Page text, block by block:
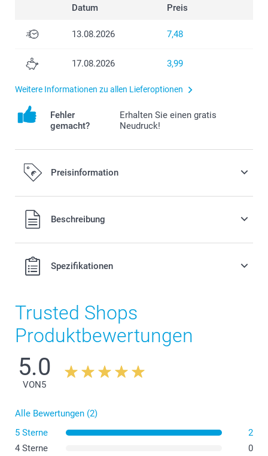
Datum Preis
13.08.2026 7,48
17.08.2026 3,99
Weitere Informationen zu allen Lieferoptionen
Fehler
gemacht?
Erhalten Sie einen gratis
Neudruck!
Preisinformation
Alle Preise verstehen sich in EURO (€) inkl. MwSt. und zzgl.
Versandkosten.Beschreibung
Spezifikationen
Trusted Shops
Produktbewertungen
5.0
VON5
Alle Bewertungen (2)
5 Sterne
2
4 Sterne
0